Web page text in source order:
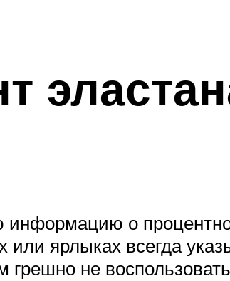
о
или ярлыках всегда
грешно не